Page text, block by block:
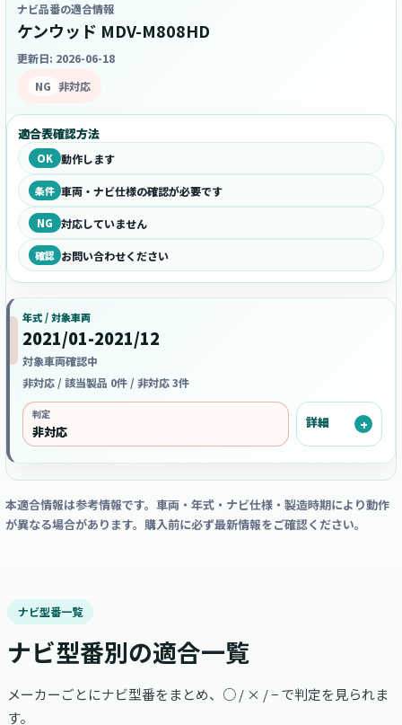
ナビ品番の適合情報
ケンウッド MDV-M808HD
更新日: 2026-06-18
NG 非対応
適合表確認方法
OK 動作します
条件 車両・ナビ仕様の確認が必要です
NG 対応していません
確認 お問い合わせください
年式 / 対象車両
2021/01-2021/12
対象車両確認中
非対応 / 該当製品 0件 / 非対応 3件
判定
非対応
詳細
本適合情報は参考情報です。車両・年式・ナビ仕様・製造時期により動作
が異なる場合があります。購入前に必ず最新情報をご確認ください。
ナビ型番一覧
ナビ型番別の適合一覧
メーカーごとにナビ型番をまとめ、○ / × / − で判定を見られま
す。